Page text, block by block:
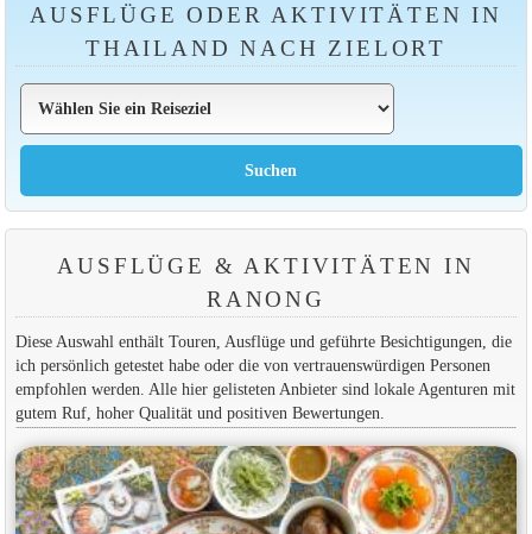
AUSFLÜGE ODER AKTIVITÄTEN IN
THAILAND NACH ZIELORT
AUSFLÜGE & AKTIVITÄTEN IN
RANONG
Diese Auswahl enthält Touren, Ausflüge und geführte Besichtigungen, die
ich persönlich getestet habe oder die von vertrauenswürdigen Personen
empfohlen werden. Alle hier gelisteten Anbieter sind lokale Agenturen mit
gutem Ruf, hoher Qualität und positiven Bewertungen.